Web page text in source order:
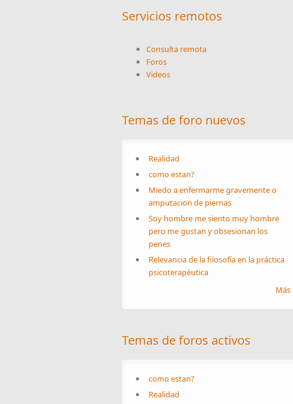
Servicios remotos
Consulta remota
Foros
Videos
Temas de foro nuevos
Realidad
como estan?
Miedo a enfermarme gravemente o
amputacion de piernas
Soy hombre me siento muy hombre
pero me gustan y obsesionan los
penes
Relevancia de la filosofía en la práctica
psicoterapéutica
Más
Temas de foros activos
como estan?
Realidad